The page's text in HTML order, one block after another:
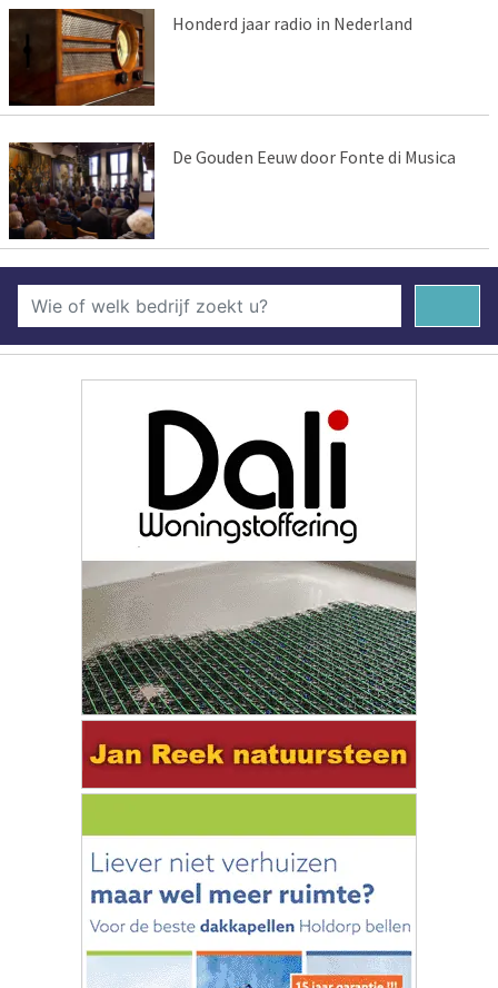
Honderd jaar radio in Nederland
De Gouden Eeuw door Fonte di Musica